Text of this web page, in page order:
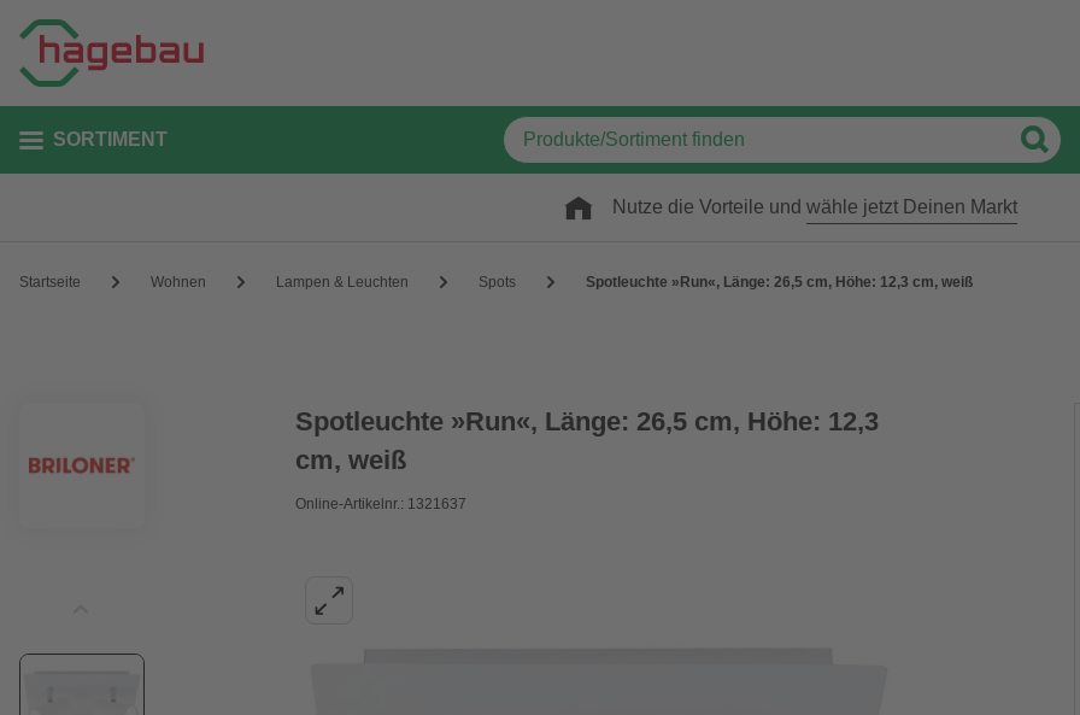
SORTIMENT
Nutze die Vorteile und wähle jetzt Deinen Markt
Startseite Wohnen Lampen & Leuchten Spots Spotleuchte »Run«, Länge: 26,5 cm, Höhe: 12,3 cm, weiß
Spotleuchte »Run«, Länge: 26,5 cm, Höhe: 12,3
cm, weiß
Online-Artikelnr.: 1321637